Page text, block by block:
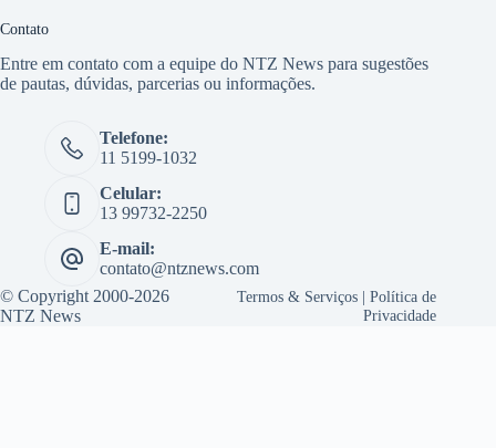
Contato
Entre em contato com a equipe do NTZ News para sugestões
de pautas, dúvidas, parcerias ou informações.
Telefone:
11 5199-1032
Celular:
13 99732-2250
E-mail:
contato@ntznews.com
© Copyright 2000-2026
NTZ News
Termos & Serviços |Política de
Privacidade